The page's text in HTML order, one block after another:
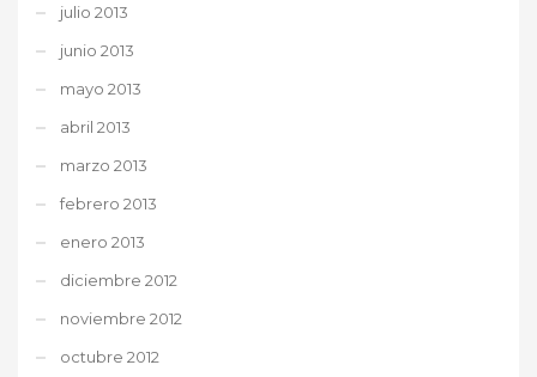
julio 2013
junio 2013
mayo 2013
abril 2013
marzo 2013
febrero 2013
enero 2013
diciembre 2012
noviembre 2012
octubre 2012